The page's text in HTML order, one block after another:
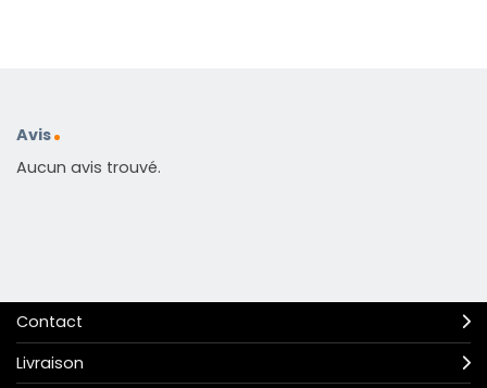
Avis
Aucun avis trouvé.
Contact
Livraison